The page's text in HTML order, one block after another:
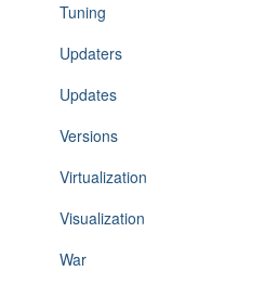
Tuning
Updaters
Updates
Versions
Virtualization
Visualization
War